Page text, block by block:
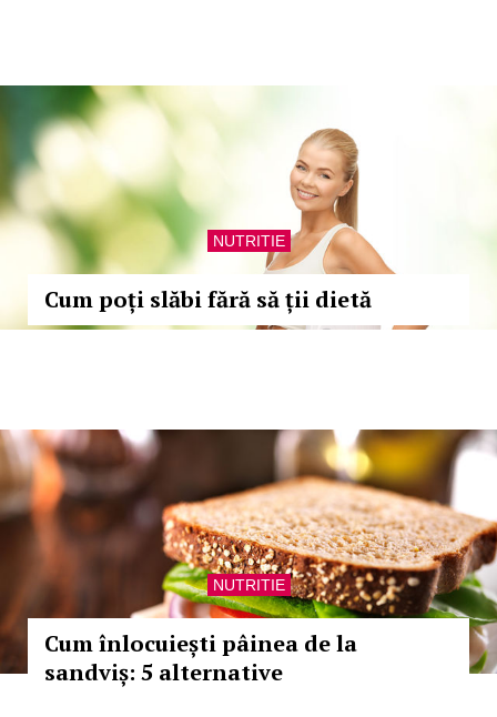
NUTRITIE
Cum poți slăbi fără să ții dietă
NUTRITIE
Cum înlocuiești pâinea de la
sandviș: 5 alternative